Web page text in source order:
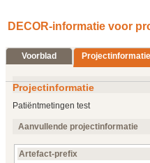
DECOR-informatie voor
Voorblad Projectinformatie
Projectinformatie
Patiëntmetingen test
Aanvullende projectinformatie
Artefact-prefix